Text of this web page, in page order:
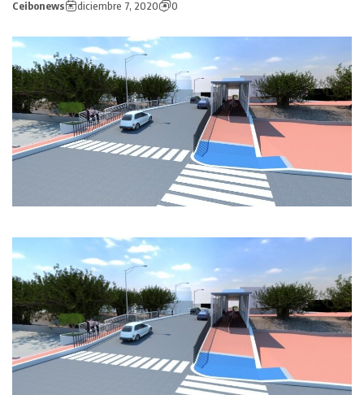
Ceibonews diciembre 7, 2020 0